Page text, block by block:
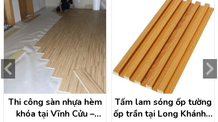
Thi công sàn nhựa hèm
khóa tại Vĩnh Cửu –
Tấm lam sóng ốp tường
ốp trần tại Long Khánh –